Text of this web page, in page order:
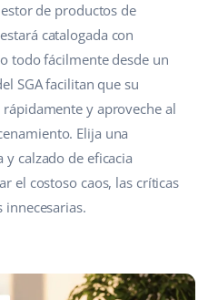
de productos de
catalogada con
todo fácilmente desde un
SGA facilitan que su
y aproveche al
Elija una
calzado de eficacia
el costoso caos, las críticas
innecesarias.